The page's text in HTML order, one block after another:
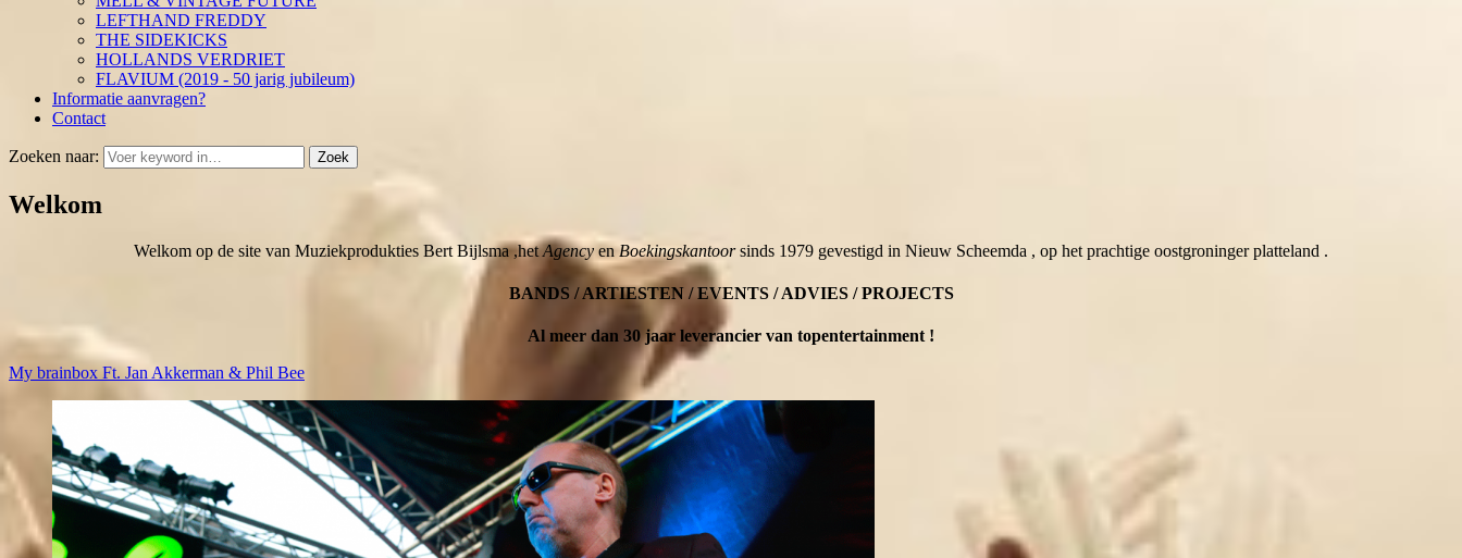
LEFTHAND FREDDY
THE SIDEKICKS
HOLLANDS VERDRIET
FLAVIUM (2019 - 50 jarig jubileum)
Informatie aanvragen?
Contact
Zoeken naar: Zoek
Welkom
Welkom op de site van Muziekprodukties Bert Bijlsma ,hetAgency enBoekingskantoorsinds 1979 gevestigd in Nieuw Scheemda , op het prachtige oostgroninger platteland .
BANDS / ARTIESTEN / EVENTS / ADVIES / PROJECTS
Al meer dan 30 jaar leverancier van topentertainment !
My brainbox Ft. Jan Akkerman & Phil Bee